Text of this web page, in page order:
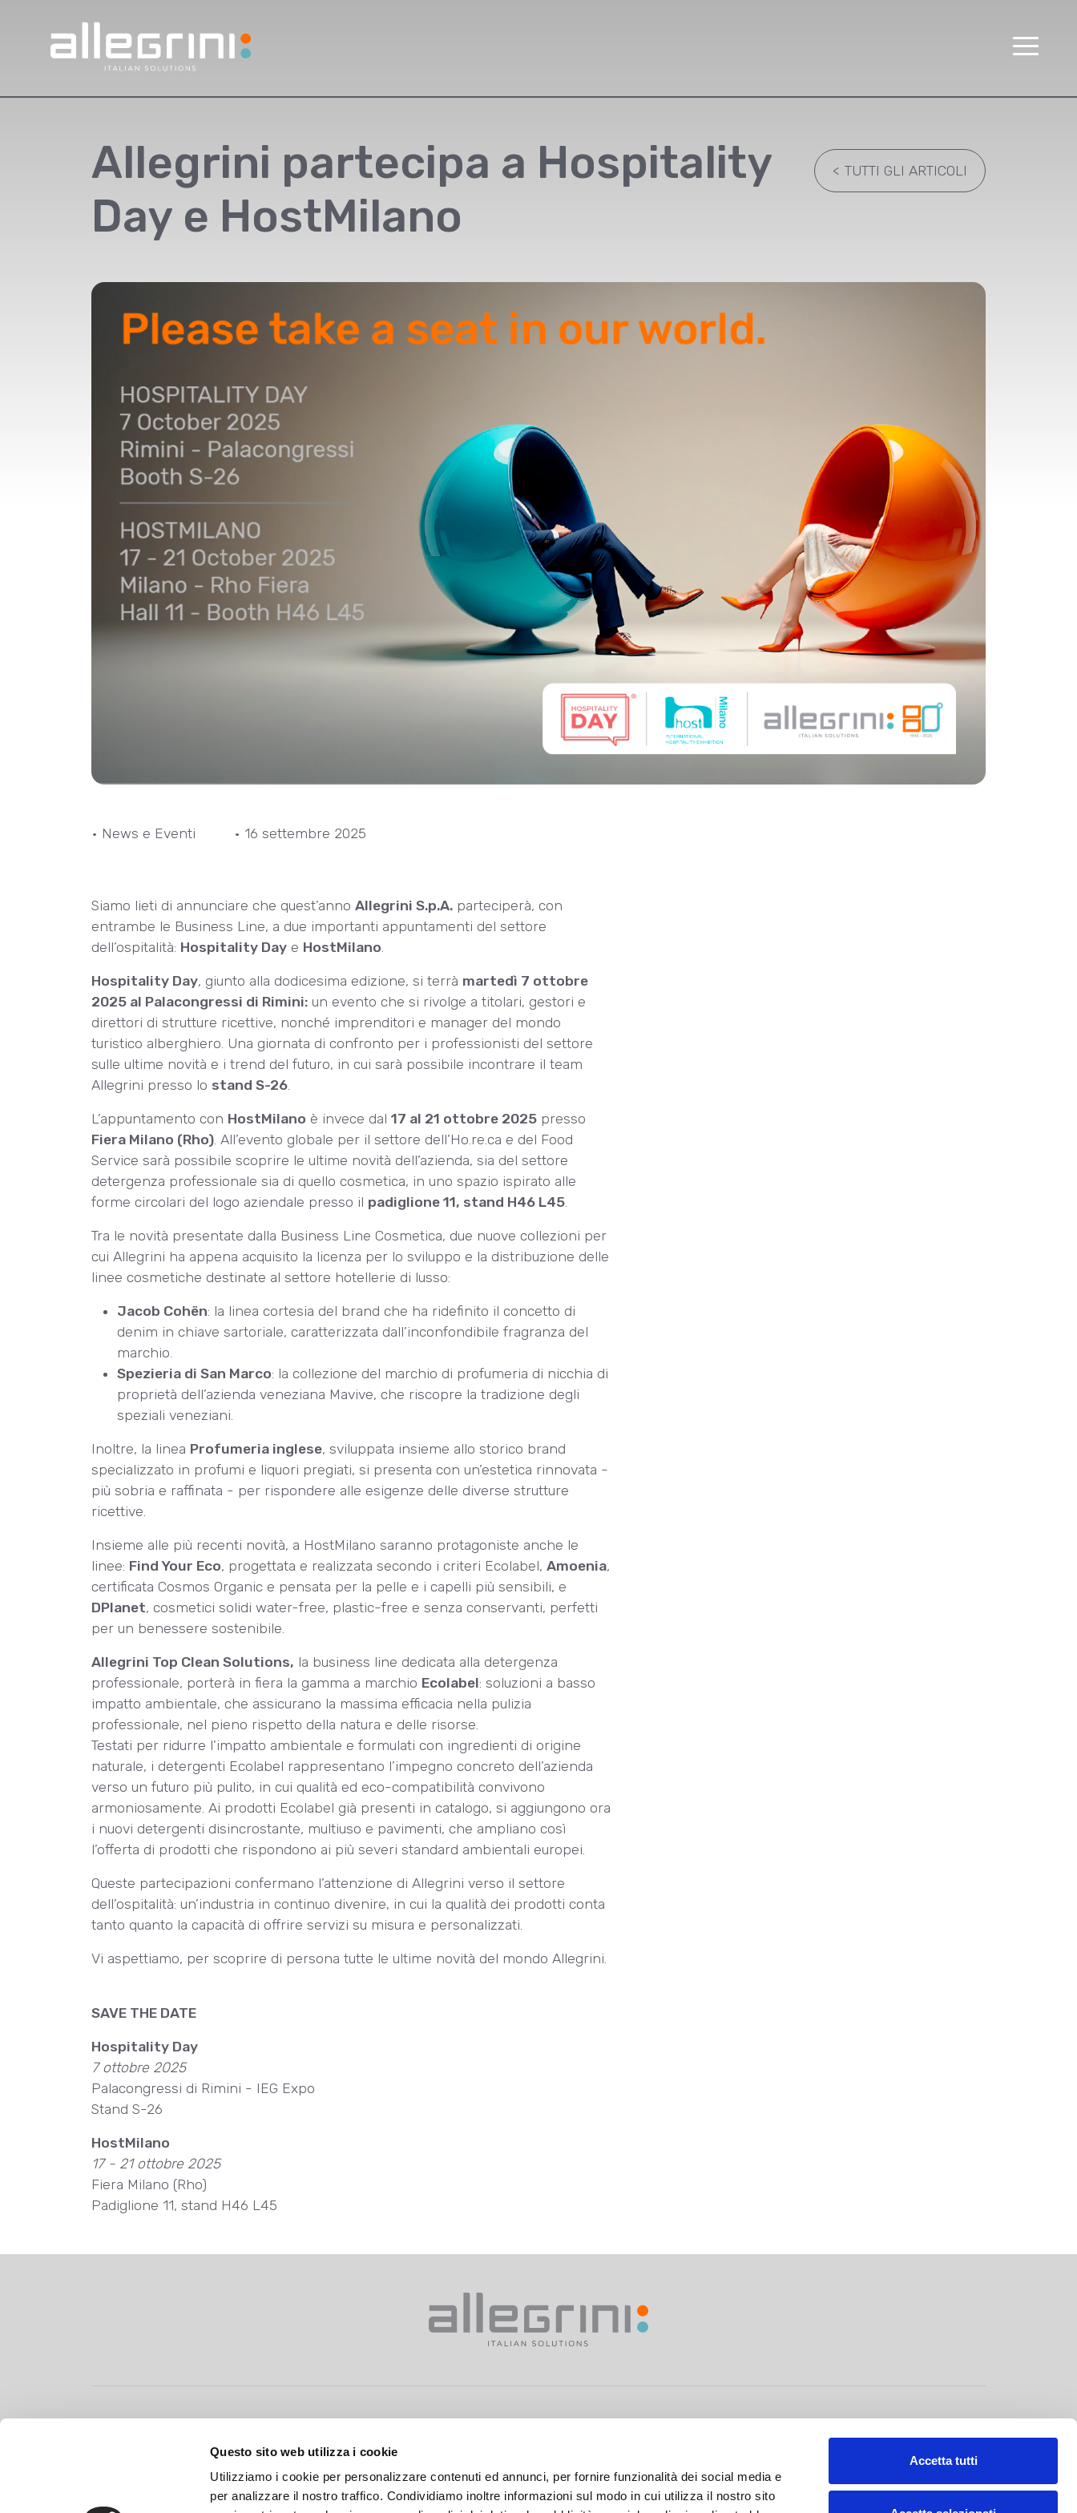
Questo sito web utilizza i cookie
Utilizziamo i cookie per personalizzare contenuti ed annunci, per fornire funzionalità dei social media e
per analizzare il nostro traffico. Condividiamo inoltre informazioni sul modo in cui utilizza il nostro sito
Accetta tutti
Allegrini partecipa a Hospitality
Day e HostMilano
< TUTTI GLI ARTICOLI
• News e Eventi • 16 settembre 2025
Siamo lieti di annunciare che quest’anno Allegrini S.p.A. parteciperà, con
entrambe le Business Line, a due importanti appuntamenti del settore
dell’ospitalità: Hospitality Day e HostMilano
Hospitality Day, giunto alla dodicesima edizione, si terrà martedì 7 ottobre
2025 al Palacongressi di Rimini: un evento che si rivolge a titolari, gestori e
direttori di strutture ricettive, nonché imprenditori e manager del mondo
turistico alberghiero. Una giornata di confronto per i professionisti del settore
sulle ultime novità e i trend del futuro, in cui sarà possibile incontrare il team
Allegrini presso lo stand S-26
L’appuntamento con HostMilano è invece dal 17 al 21 ottobre 2025 presso
Fiera Milano (Rho) . All’evento globale per il settore dell’Ho.re.ca e del Food
Service sarà possibile scoprire le ultime novità dell’azienda, sia del settore
detergenza professionale sia di quello cosmetica, in uno spazio ispirato alle
forme circolari del logo aziendale presso il padiglione 11, stand H46 L45
Tra le novità presentate dalla Business Line Cosmetica, due nuove collezioni per
cui Allegrini ha appena acquisito la licenza per lo sviluppo e la distribuzione delle
linee cosmetiche destinate al settore hotellerie di lusso:
Jacob Cohën: la linea cortesia del brand che ha ridefinito il concetto di
denim in chiave sartoriale, caratterizzata dall’inconfondibile fragranza del
marchio.
Spezieria di San Marco: la collezione del marchio di profumeria di nicchia di
proprietà dell’azienda veneziana Mavive, che riscopre la tradizione degli
speziali veneziani.
Inoltre, la linea Profumeria inglese, sviluppata insieme allo storico brand
specializzato in profumi e liquori pregiati, si presenta con un’estetica rinnovata -
più sobria e raffinata - per rispondere alle esigenze delle diverse strutture
ricettive.
Insieme alle più recenti novità, a HostMilano saranno protagoniste anche le
linee: Find Your Eco, progettata e realizzata secondo i criteri Ecolabel, Amoenia,
certificata Cosmos Organic e pensata per la pelle e i capelli più sensibili, e
DPlanet, cosmetici solidi water-free, plastic-free e senza conservanti, perfetti
per un benessere sostenibile.
Allegrini Top Clean Solutions, la business line dedicata alla detergenza
professionale, porterà in fiera la gamma a marchio Ecolabel: soluzioni a basso
impatto ambientale, che assicurano la massima efficacia nella pulizia
professionale, nel pieno rispetto della natura e delle risorse.
Testati per ridurre l'impatto ambientale e formulati con ingredienti di origine
naturale, i detergenti Ecolabel rappresentano l’impegno concreto dell’azienda
verso un futuro più pulito, in cui qualità ed eco-compatibilità convivono
armoniosamente. Ai prodotti Ecolabel già presenti in catalogo, si aggiungono ora
i nuovi detergenti disincrostante, multiuso e pavimenti, che ampliano così
l’offerta di prodotti che rispondono ai più severi standard ambientali europei.
Queste partecipazioni confermano l’attenzione di Allegrini verso il settore
dell’ospitalità: un’industria in continuo divenire, in cui la qualità dei prodotti conta
tanto quanto la capacità di offrire servizi su misura e personalizzati.
Vi aspettiamo, per scoprire di persona tutte le ultime novità del mondo Allegrini.
SAVE THE DATE
Hospitality Day
7 ottobre 2025
Palacongressi di Rimini - IEG Expo
Stand S-26
HostMilano
17 - 21 ottobre 2025
Fiera Milano (Rho)
Padiglione 11, stand H46 L45
Vicolo Salvo d’Acquisto, 2
24050 Grassobbio (Bg) - Italy
> Privacy Policy
LAVORA CON NOI